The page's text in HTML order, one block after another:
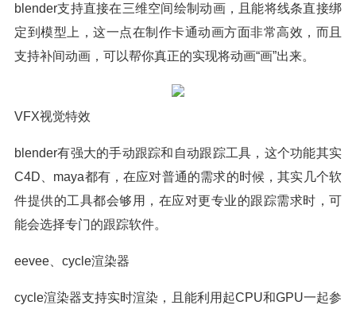
blender支持直接在三维空间绘制动画，且能将线条直接绑
定到模型上，这一点在制作卡通动画方面非常高效，而且
支持补间动画，可以帮你真正的实现将动画“画”出来。
VFX视觉特效
blender有强大的手动跟踪和自动跟踪工具，这个功能其实
C4D、maya都有，在应对普通的需求的时候，其实几个软
件提供的工具都会够用，在应对更专业的跟踪需求时，可
能会选择专门的跟踪软件。
eevee、cycle渲染器
cycle渲染器支持实时渲染，且能利用起CPU和GPU一起参